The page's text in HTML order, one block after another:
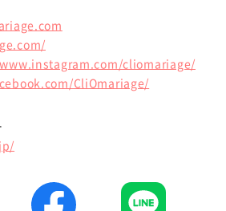
cliomariage/
CliOmariage/